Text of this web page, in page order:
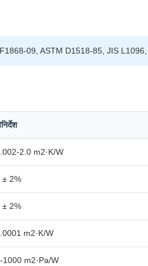
09, ASTM D1518-85, JIS
2.0 m2·K/W
± 2%
± 2%
m2·K/W
1000 m2·Pa/W